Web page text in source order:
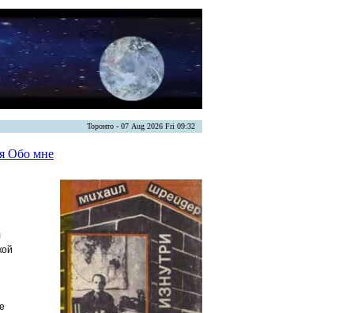
Торонто - 07 Aug 2026 Fri 09:32
Обо мне